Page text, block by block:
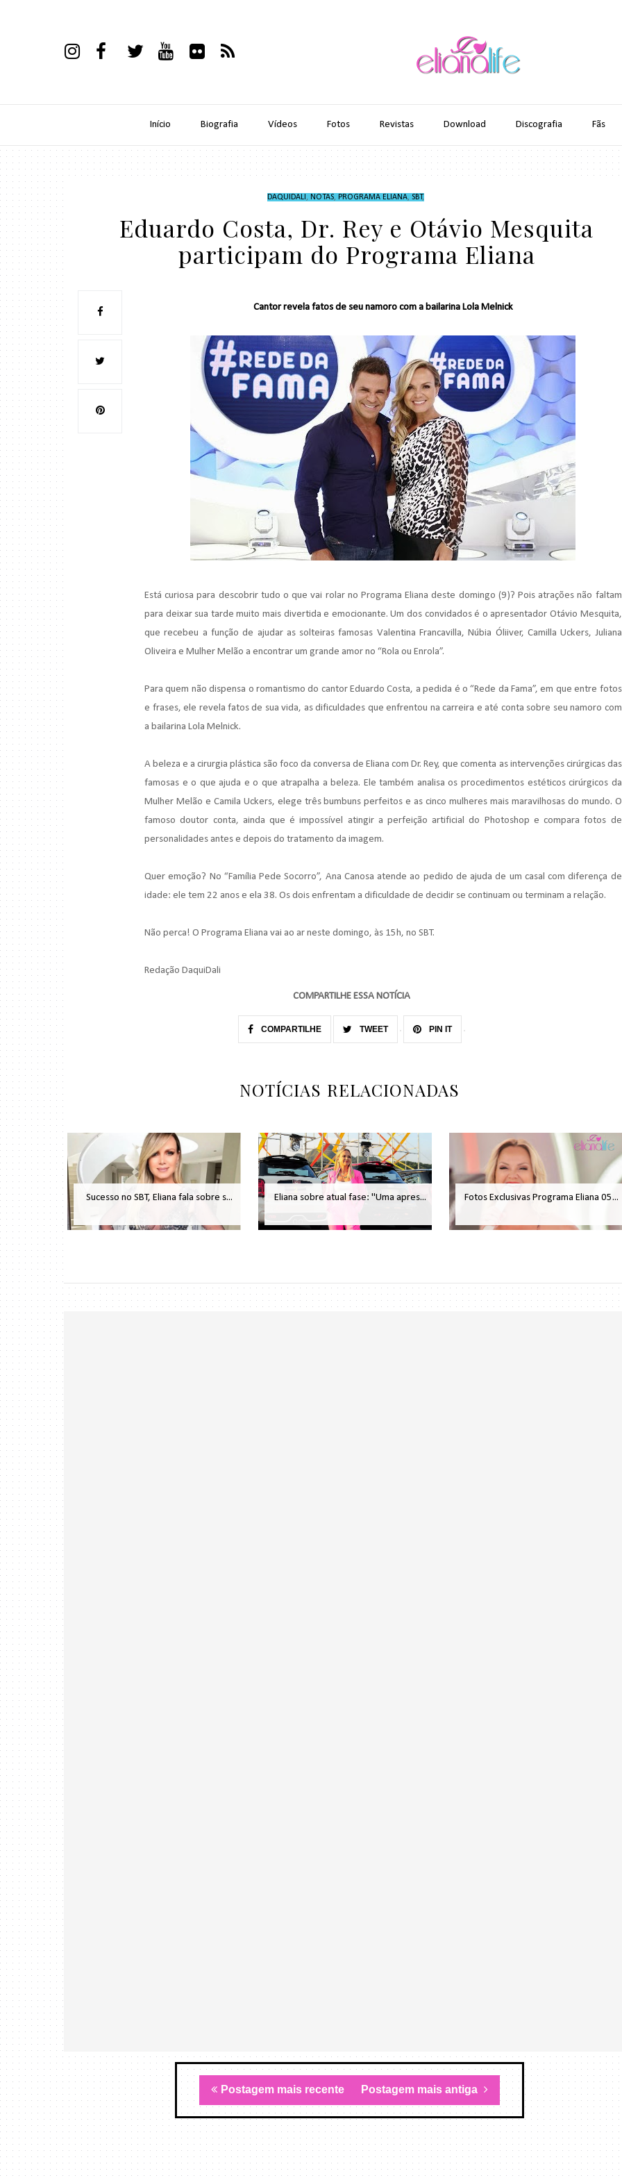
Início Biografia Vídeos Fotos Revistas Download Discografia Fãs
DAQUIDALI , NOTAS, PROGRAMA ELIANA, SBT,
Eduardo Costa, Dr. Rey e Otávio Mesquita
participam do Programa Eliana
Cantor revela fatos de seu namoro com a bailarina Lola Melnick
Está curiosa para descobrir tudo o que vai rolar no Programa Eliana deste domingo (9)? Pois atrações não faltam
para deixar sua tarde muito mais divertida e emocionante. Um dos convidados é o apresentador Otávio Mesquita,
que recebeu a função de ajudar as solteiras famosas Valentina Francavilla, Núbia Óliiver, Camilla Uckers, Juliana
Oliveira e Mulher Melão a encontrar um grande amor no “Rola ou Enrola”.
Para quem não dispensa o romantismo do cantor Eduardo Costa, a pedida é o “Rede da Fama”, em que entre fotos
e frases, ele revela fatos de sua vida, as dificuldades que enfrentou na carreira e até conta sobre seu namoro com
a bailarina Lola Melnick.
A beleza e a cirurgia plástica são foco da conversa de Eliana com Dr. Rey, que comenta as intervenções cirúrgicas das
famosas e o que ajuda e o que atrapalha a beleza. Ele também analisa os procedimentos estéticos cirúrgicos da
Mulher Melão e Camila Uckers, elege três bumbuns perfeitos e as cinco mulheres mais maravilhosas do mundo. O
famoso doutor conta, ainda que é impossível atingir a perfeição artificial do Photoshop e compara fotos de
personalidades antes e depois do tratamento da imagem.
Quer emoção? No “Família Pede Socorro”, Ana Canosa atende ao pedido de ajuda de um casal com diferença de
idade: ele tem 22 anos e ela 38. Os dois enfrentam a dificuldade de decidir se continuam ou terminam a relação.
Não perca! O Programa Eliana vai ao ar neste domingo, às 15h, no SBT.
Redação DaquiDali
COMPARTILHE ESSA NOTÍCIA
COMPARTILHE TWEET PIN IT
NOTÍCIAS RELACIONADAS
Sucesso no SBT, Eliana fala sobre s... Eliana sobre atual fase: "Uma apres... Fotos Exclusivas Programa Eliana 05...
Postagem mais recente Postagem mais antiga